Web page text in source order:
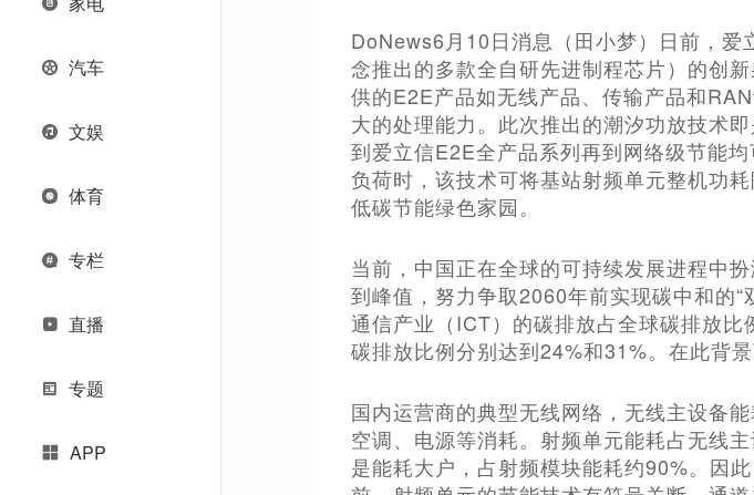
汽车
文娱
体育
专栏
直播
专题
APP
DoNews6月10日消息（田小梦）日前，
念推出的多款全自研先进制程芯片）的创
供的E2E产品如无线产品、传输产品和
大的处理能力。此次推出的潮汐功放技术
到爱立信E2E全产品系列再到网络级节能
负荷时，该技术可将基站射频单元整机功
低碳节能绿色家园。
当前，中国正在全球的可持续发展进程中
到峰值，努力争取2060年前实现碳中和的
通信产业（ICT）的碳排放占全球碳排放
碳排放比例分别达到24%和31%。在此背
国内运营商的典型无线网络，无线主设备
空调、电源等消耗。射频单元能耗占无线
是能耗大户，占射频模块能耗约90%。因